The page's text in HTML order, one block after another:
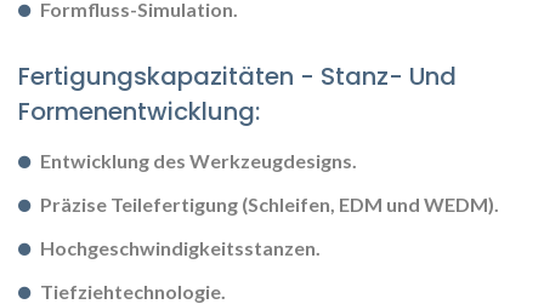
Formfluss-Simulation.
Fertigungskapazitäten - Stanz- Und
Formenentwicklung:
Entwicklung des Werkzeugdesigns.
Präzise Teilefertigung (Schleifen, EDM und WEDM).
Hochgeschwindigkeitsstanzen.
Tiefziehtechnologie.